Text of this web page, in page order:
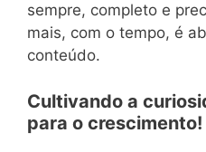
sempre, completo e
mais, com o tempo, é
conteúdo.
Cultivando a
para o crescimento!